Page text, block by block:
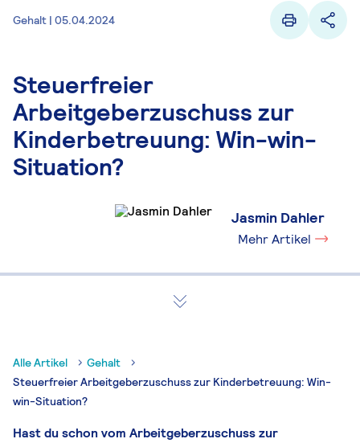
Gehalt | 05.04.2024
Steuerfreier
Arbeitgeberzuschuss zur
Kinderbetreuung: Win-win-
Situation?
Jasmin Dahler
Mehr Artikel
Alle Artikel
Gehalt
Steuerfreier Arbeitgeberzuschuss zur Kinderbetreuung: Win-
win-Situation?
Hast du schon vom Arbeitgeberzuschuss zur